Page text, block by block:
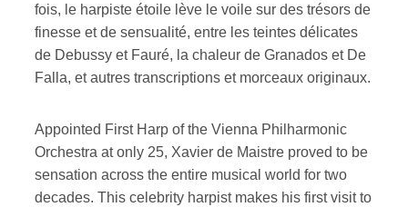
fois, le harpiste étoile lève le voile sur des trésors de
finesse et de sensualité, entre les teintes délicates
de Debussy et Fauré, la chaleur de Granados et De
Falla, et autres transcriptions et morceaux originaux.
Appointed First Harp of the Vienna Philharmonic
Orchestra at only 25, Xavier de Maistre proved to be
sensation across the entire musical world for two
decades. This celebrity harpist makes his first visit to